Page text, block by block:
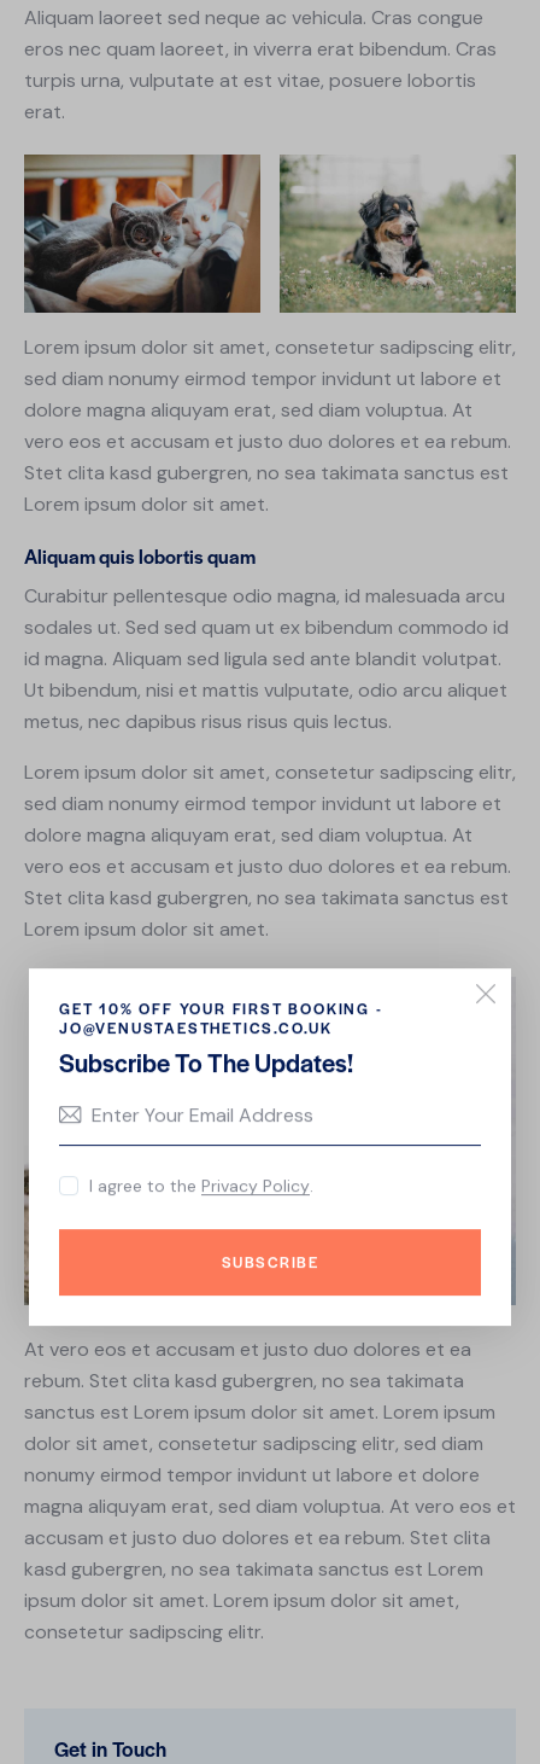
Aliquam laoreet sed neque ac vehicula. Cras congue
eros nec quam laoreet, in viverra erat bibendum. Cras
turpis urna, vulputate at est vitae, posuere lobortis
erat.
Lorem ipsum dolor sit amet, consetetur sadipscing elitr,
sed diam nonumy eirmod tempor invidunt ut labore et
dolore magna aliquyam erat, sed diam voluptua. At
vero eos et accusam et justo duo dolores et ea rebum.
Stet clita kasd gubergren, no sea takimata sanctus est
Lorem ipsum dolor sit amet.
Aliquam quis lobortis quam
Curabitur pellentesque odio magna, id malesuada arcu
sodales ut. Sed sed quam ut ex bibendum commodo id
id magna. Aliquam sed ligula sed ante blandit volutpat.
Ut bibendum, nisi et mattis vulputate, odio arcu aliquet
metus, nec dapibus risus risus quis lectus.
Lorem ipsum dolor sit amet, consetetur sadipscing elitr,
sed diam nonumy eirmod tempor invidunt ut labore et
dolore magna aliquyam erat, sed diam voluptua. At
vero eos et accusam et justo duo dolores et ea rebum.
Stet clita kasd gubergren, no sea takimata sanctus est
Lorem ipsum dolor sit amet.
At vero eos et accusam et justo duo dolores et ea
rebum. Stet clita kasd gubergren, no sea takimata
sanctus est Lorem ipsum dolor sit amet. Lorem ipsum
dolor sit amet, consetetur sadipscing elitr, sed diam
nonumy eirmod tempor invidunt ut labore et dolore
magna aliquyam erat, sed diam voluptua. At vero eos et
accusam et justo duo dolores et ea rebum. Stet clita
kasd gubergren, no sea takimata sanctus est Lorem
ipsum dolor sit amet. Lorem ipsum dolor sit amet,
consetetur sadipscing elitr.
Get in Touch
GET 10% OFF YOUR FIRST BOOKING -
JO@VENUSTAESTHETICS.CO.UK
Subscribe To The Updates!
SUBSCRIBE
I agree to the Privacy Policy.